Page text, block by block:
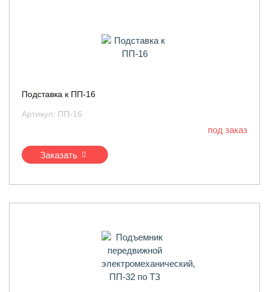
Подставка к ПП-16
Артикул: ПП-16
под заказ
Заказать